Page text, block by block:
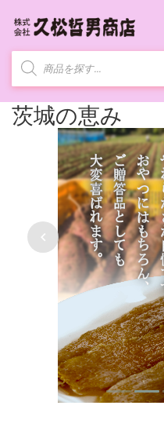
商
索
茨城の恵み